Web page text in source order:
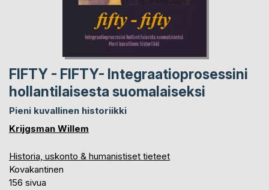
FIFTY - FIFTY- Integraatioprosessini
hollantilaisesta suomalaiseksi
Pieni kuvallinen historiikki
Krijgsman Willem
Historia, uskonto & humanistiset tieteet
Kovakantinen
156 sivua